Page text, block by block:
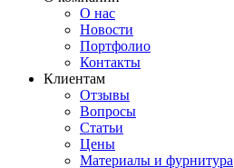
О нас
Новости
Портфолио
Контакты
Клиентам
Отзывы
Вопросы
Статьи
Цены
Материалы и фурнитура